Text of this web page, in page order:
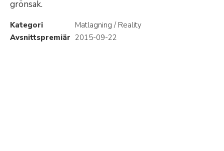
grönsak.
Kategori
Matlagning / Reality
Avsnittspremiär 2015-09-22